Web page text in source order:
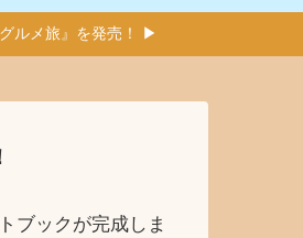
ルメ旅』を発売！ ▶
ブックが完成しま